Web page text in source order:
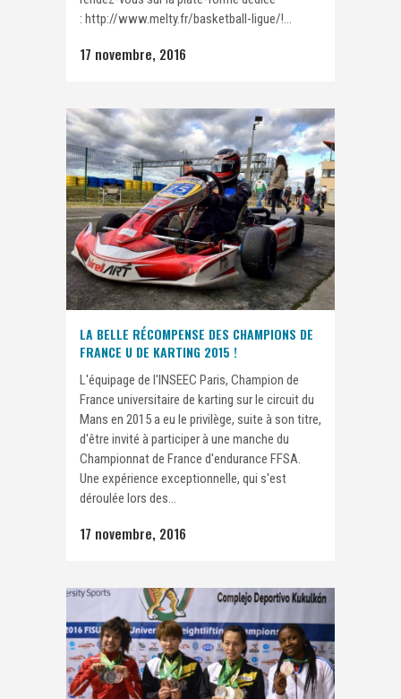
: http://www.melty.fr/basketball-ligue/!...
17 novembre, 2016
LA BELLE RÉCOMPENSE DES CHAMPIONS DE
FRANCE U DE KARTING 2015 !
L'équipage de l'INSEEC Paris, Champion de
France universitaire de karting sur le circuit du
Mans en 2015 a eu le privilège, suite à son titre,
d'être invité à participer à une manche du
Championnat de France d'endurance FFSA.
Une expérience exceptionnelle, qui s'est
déroulée lors des...
17 novembre, 2016